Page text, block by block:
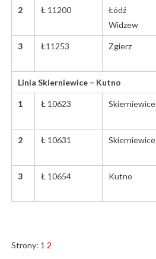
2 Ł 11200
Łódź
Widzew
3 Ł11253 Zgierz
Linia Skierniewice – Kutno
1 Ł 10623 Skierniewice
2 Ł 10631 Skierniewice
3 Ł 10654 Kutno
Strony: 1 2